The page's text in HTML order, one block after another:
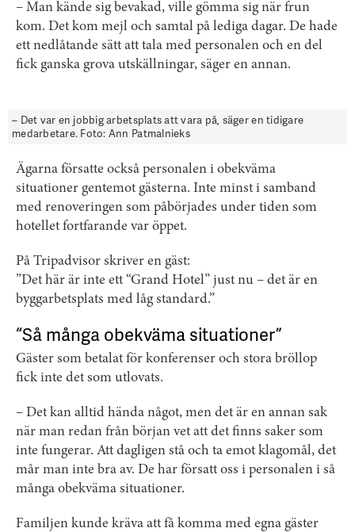
– Man kände sig bevakad, ville gömma sig när frun
kom. Det kom mejl och samtal på lediga dagar. De hade
ett nedlåtande sätt att tala med personalen och en del
fick ganska grova utskällningar, säger en annan.
– Det var en jobbig arbetsplats att vara på, säger en tidigare
medarbetare. Foto: Ann Patmalnieks
Ägarna försatte också personalen i obekväma
situationer gentemot gästerna. Inte minst i samband
med renoveringen som påbörjades under tiden som
hotellet fortfarande var öppet.
På Tripadvisor skriver en gäst:
”Det här är inte ett “Grand Hotel” just nu – det är en
byggarbetsplats med låg standard.”
“Så många obekväma situationer”
Gäster som betalat för konferenser och stora bröllop
fick inte det som utlovats.
– Det kan alltid hända något, men det är en annan sak
när man redan från början vet att det finns saker som
inte fungerar. Att dagligen stå och ta emot klagomål, det
mår man inte bra av. De har försatt oss i personalen i så
många obekväma situationer.
Familjen kunde kräva att få komma med egna gäster